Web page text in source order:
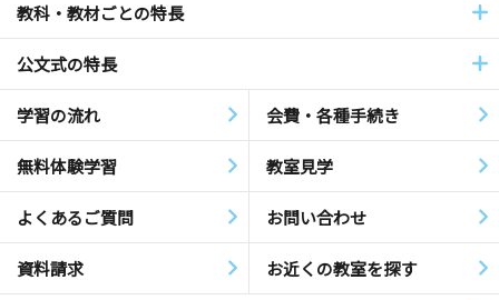
教科・教材ごとの特長
公文式の特長
学習の流れ 会費・各種手続き
無料体験学習 教室見学
よくあるご質問 お問い合わせ
資料請求 お近くの教室を探す